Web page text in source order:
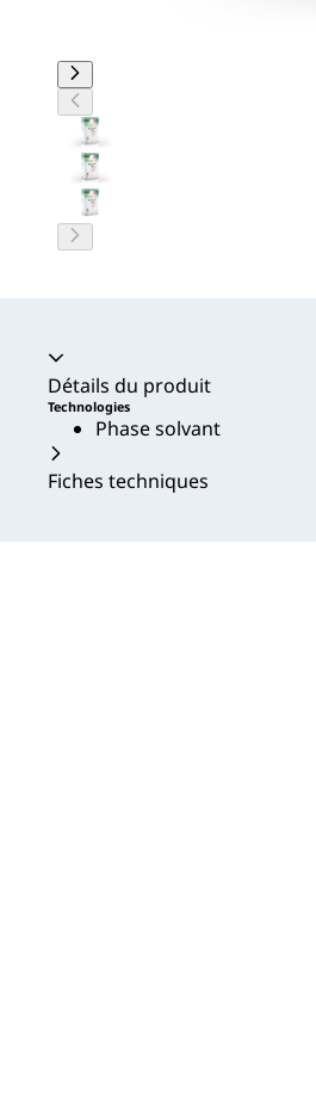
Accordéon fermé
Détails du produit
Technologies
Phase solvant
Fiches techniques